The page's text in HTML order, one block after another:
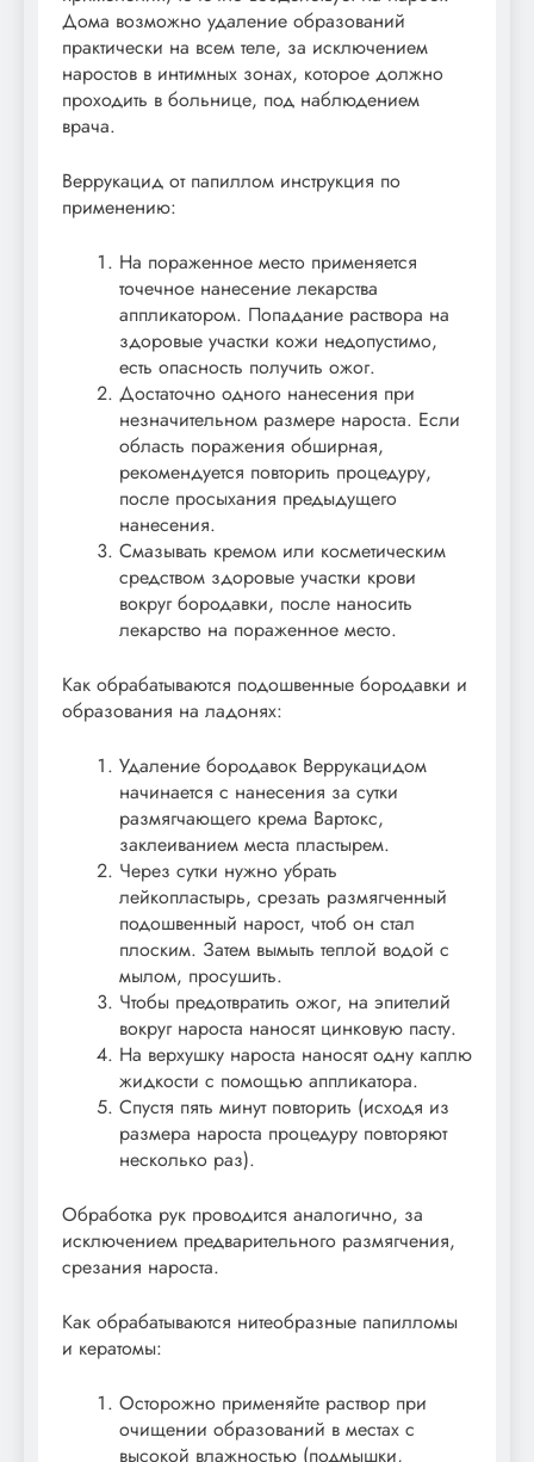
Дома возможно удаление образований
практически на всем теле, за исключением
наростов в интимных зонах, которое должно
проходить в больнице, под наблюдением
врача.
Веррукацид от папиллом инструкция по
применению:
На пораженное место применяется
точечное нанесение лекарства
аппликатором. Попадание раствора на
здоровые участки кожи недопустимо,
есть опасность получить ожог.
Достаточно одного нанесения при
незначительном размере нароста. Если
область поражения обширная,
рекомендуется повторить процедуру,
после просыхания предыдущего
нанесения.
Смазывать кремом или косметическим
средством здоровые участки крови
вокруг бородавки, после наносить
лекарство на пораженное место.
Как обрабатываются подошвенные бородавки и
образования на ладонях:
Удаление бородавок Веррукацидом
начинается с нанесения за сутки
размягчающего крема Вартокс,
заклеиванием места пластырем.
Через сутки нужно убрать
лейкопластырь, срезать размягченный
подошвенный нарост, чтоб он стал
плоским. Затем вымыть теплой водой с
мылом, просушить.
Чтобы предотвратить ожог, на эпителий
вокруг нароста наносят цинковую пасту.
На верхушку нароста наносят одну каплю
жидкости с помощью аппликатора.
Спустя пять минут повторить (исходя из
размера нароста процедуру повторяют
несколько раз).
Обработка рук проводится аналогично, за
исключением предварительного размягчения,
срезания нароста.
Как обрабатываются нитеобразные папилломы
и кератомы:
Осторожно применяйте раствор при
очищении образований в местах с
высокой влажностью (подмышки,